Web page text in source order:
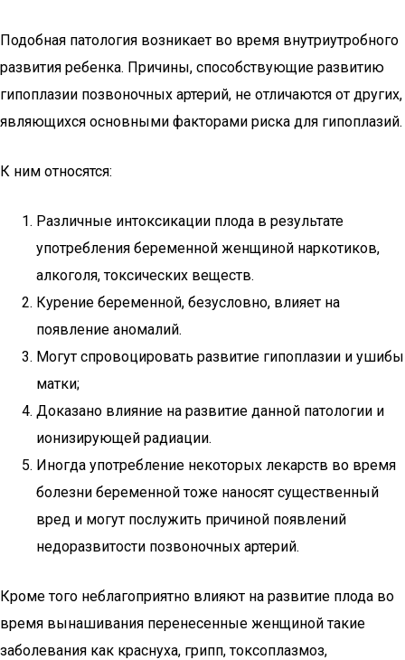
Подобная патология возникает во время внутриутробного
развития ребенка. Причины, способствующие развитию
гипоплазии позвоночных артерий, не отличаются от других,
являющихся основными факторами риска для гипоплазий.
К ним относятся:
Различные интоксикации плода в результате
употребления беременной женщиной наркотиков,
алкоголя, токсических веществ.
Курение беременной, безусловно, влияет на
появление аномалий.
Могут спровоцировать развитие гипоплазии и ушибы
матки;
Доказано влияние на развитие данной патологии и
ионизирующей радиации.
Иногда употребление некоторых лекарств во время
болезни беременной тоже наносят существенный
вред и могут послужить причиной появлений
недоразвитости позвоночных артерий.
Кроме того неблагоприятно влияют на развитие плода во
время вынашивания перенесенные женщиной такие
заболевания как краснуха, грипп, токсоплазмоз,